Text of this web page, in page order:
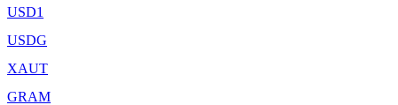
USD1
USDG
XAUT
GRAM